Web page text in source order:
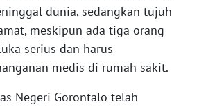
dunia, sedangkan tujuh
meskipun ada tiga orang
serius dan harus
medis di rumah sakit.
Negeri Gorontalo telah